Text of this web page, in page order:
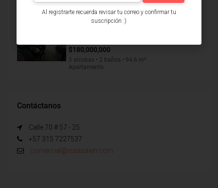
3 alcobas • 1 bañera • 80 m²
Apartamento
$180,000,000
3 alcobas • 2 baños • 94.6 m²
Apartamento
Contáctanos
Calle 70 # 57 - 25
+57 315 7227537
comercial@issasaieh.com
Al registrarte recuerda revisar tu correo y confirmar tu
suscripción :)